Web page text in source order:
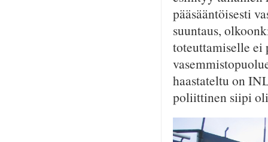
pääsääntöisesti
suuntaus,
toteuttamiselle ei
haastateltu on
poliittinen siipi